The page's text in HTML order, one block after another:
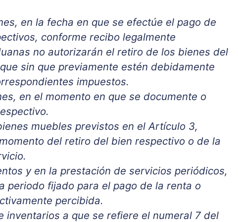
en la fecha en que se efectúe el pago de
conforme recibo legalmente
no autorizarán el retiro de los bienes del
sin que previamente estén debidamente
impuestos.
en el momento en que se documente o
muebles previstos en el Artículo 3,
del retiro del bien respectivo o de la
y en la prestación de servicios periódicos,
periodo fijado para el pago de la renta o
percibida.
inventarios a que se refiere el numeral 7 del